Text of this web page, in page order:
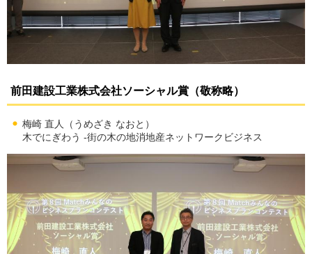
前田建設工業株式会社ソーシャル賞（敬称略）
梅崎 直人（うめざき なおと）
木でにぎわう -街の木の地消地産ネットワークビジネス